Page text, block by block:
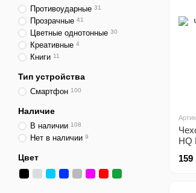
HQ
159
Противоударные 31
Прозрачные 41
Цветные однотонные 30
Креативные 4
Книги 11
Тип устройства
Смартфон 100
Наличие
В наличии 108
Нет в наличии 9
Цвет